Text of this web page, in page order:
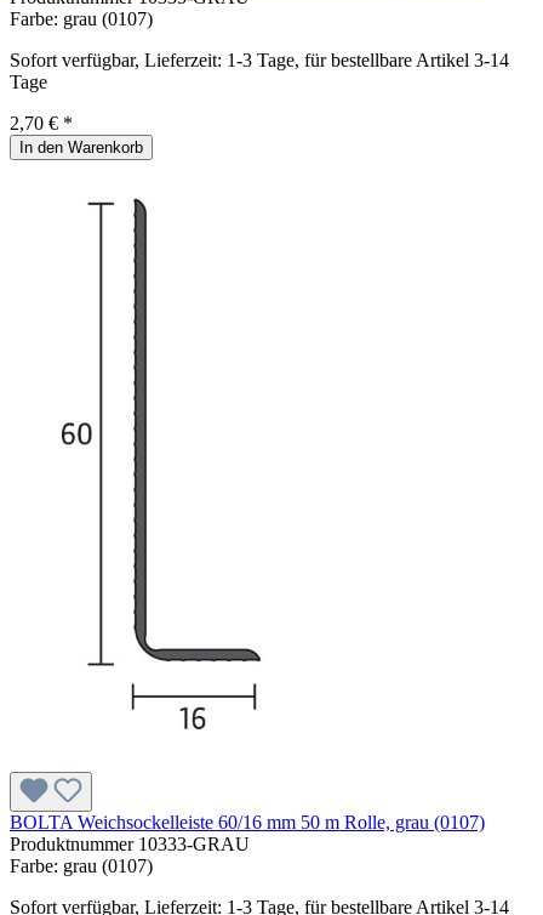
Farbe: grau (0107)
Sofort verfügbar, Lieferzeit: 1-3 Tage, für bestellbare Artikel 3-14
Tage
2,70 € *
In den Warenkorb
BOLTA Weichsockelleiste 60/16 mm 50 m Rolle, grau (0107)
Produktnummer 10333-GRAU
Farbe: grau (0107)
Sofort verfügbar, Lieferzeit: 1-3 Tage, für bestellbare Artikel 3-14